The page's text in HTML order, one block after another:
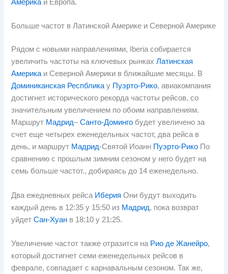
Америка и Европа.
Больше частот в Латинской Америке и Северной Америке
Рядом с новыми направлениями, Iberia собирается
увеличить частоты на ключевых рынкахЛатинская
Америкаи Северной Америки в ближайшие месяцы. В
Доминиканская Респбликау Пуэрто-Рико, авиакомпания
достигнет исторического рекорда частоты рейсов, со
значительным увеличением по обоим направлениям.
Маршрут Мадрид–Санто-Доминго будет увеличено за
счет еще четырех еженедельных частот, два рейса в
день, и маршрут Мадрид-Святой Иоанн Пуэрто-Рико По
сравнению с прошлым зимним сезоном у него будет на
семь больше частот., добираясь до 14 еженедельно.
Два ежедневных рейса Иберия Они будут выходить
каждый день в 12:35 у 15:50 из Мадрид, пока возврат
уйдетСан-Хуан в 18:10 у 21:25.
Увеличение частот также отразится на Рио де Жанейро,
который достигнет семи еженедельных рейсов в
феврале, совпадает с карнавальным сезоном. Так же,